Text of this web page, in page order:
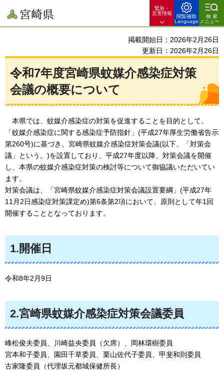
宮崎県
緊急・
災害情報
閲覧補助
Language
検索
メニュー
掲載開始日：2026年2月26日
更新日：2026年2月26日
令和7年度宮崎県蚊媒介感染症対策
会議の概要について
本県では、蚊媒介感染症の対策を促進することを目的として、
「蚊媒介感染症に関する感染症予防指針」(平成27年厚生労働省告示
第260号)に基づき、宮崎県蚊媒介感染症対策会議(以下、「対策会
議」という。)を設置しており、平成27年度以降、対策会議を開催
し、本県の蚊媒介感染症対策の検討等について御協議いただいてい
ます。
対策会議は、「宮崎県蚊媒介感染症対策会議設置要綱」(平成27年
11月2日感染症対策課定め)第6条第2項において、原則として年1回
開催することとなっております。
1.開催日
令和8年2月9日
2.宮崎県蚊媒介感染症対策会議委員
峰松俊夫委員、川崎益央委員（欠席）、岡林環樹委員
宮本和子委員、園田千草委員、栗山佐代子委員、甲斐和則委員
古家隆委員（代理坂元都城保健所長）